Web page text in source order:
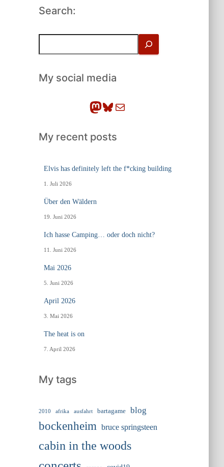
Search:
h
eMy social media
Mastodon Bluesky E-Mail
My recent posts
Elvis has definitely left the f*cking building
1. Juli 2026
Über den Wäldern
19. Juni 2026
Ich hasse Camping… oder doch nicht?
11. Juni 2026
Mai 2026
5. Juni 2026
April 2026
3. Mai 2026
The heat is on
7. April 2026
My tags
2010 afrika ausfahrt bartagame blog
bockenheim bruce springsteen
cabin in the woods